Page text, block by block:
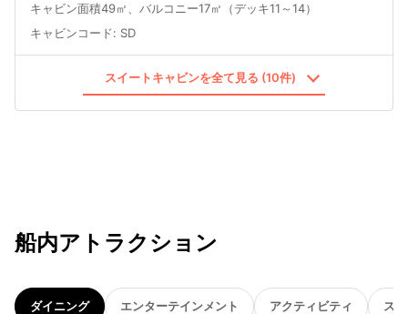
キャビン面積49㎡、バルコニー17㎡（デッキ11～14）
キャビンコード: SD
スイートキャビンを全て見る (10件)
船内アトラクション
ダイニング エンターテインメント アクティビティ ス